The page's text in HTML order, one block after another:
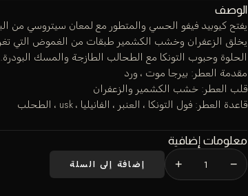
الوصف
يفتح كيوبيد فيفو الحسي والمتطور مع لمعان سيتروسي من
يخلق الزعفران وخشب الكشمير طبقات من الغموض التي تغريك
الحلوة وحبوب التونكا مع الطحالب الطازجة والمسك البودرة.
مقدمة العطر: بيرجا موت ، ورد
قلب العطر: خشب الكشمير والزعفران
قاعدة العطر: فول التونكا ، العنبر ، الفانيليا ، usk ، الطحلب
معلومات إضافية
−
+ إضافة إلى السلة